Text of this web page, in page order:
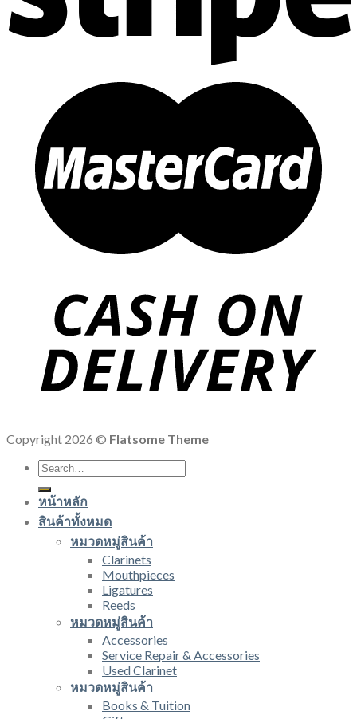
Copyright 2026 © Flatsome Theme
Search
for:
หน้าหลัก
สินค้าทั้งหมด
หมวดหมู่สินค้า
Clarinets
Mouthpieces
Ligatures
Reeds
หมวดหมู่สินค้า
Accessories
Service Repair & Accessories
Used Clarinet
หมวดหมู่สินค้า
Books & Tuition